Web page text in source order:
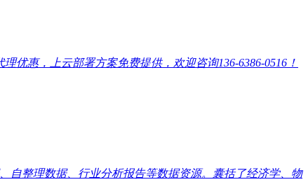
优惠，上云部署方案免费提供，欢迎咨询136-6386-0516！
自整理数据、行业分析报告等数据资源。囊括了经济学、物